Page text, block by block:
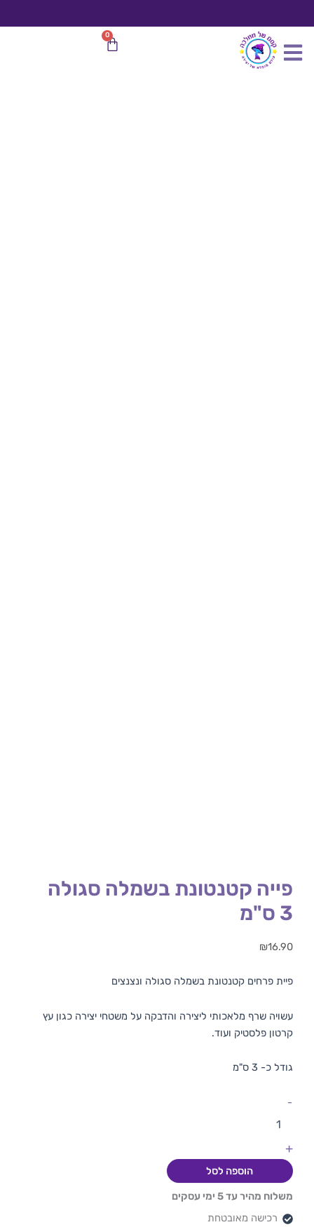
לתוכן
בהזמנות מעל 599 ₪ 0
עגלת
פייה קטנטונת בשמלה סגולה
3 ס"מ
₪16.90
פיית פרחים קטנטונת בשמלה סגולה ונצנצים
עשויה שרף מלאכותי ליצירה והדבקה על משטחי יצירה כגון עץ
קרטון פלסטיק ועוד.
גודל כ- 3 ס"מ
-
קטנטונת
בשמלה
+
הוספה לסל
משלוח מהיר עד 5 ימי עסקים
רכישה מאובטחת